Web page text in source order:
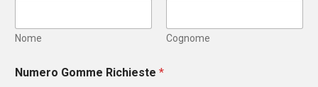
Nome Cognome
Numero Gomme Richieste *